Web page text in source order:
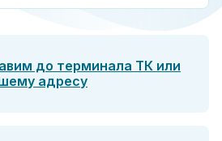
до терминала ТК или
адресу